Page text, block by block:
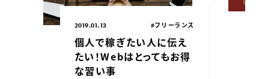
個人で稼ぎたい人に伝え
たい！Webはとってもお得
な習い事
公開日：
2019.01.13 カテゴリ：
#フリーランス